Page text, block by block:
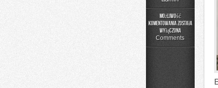
Możliwość
komentowania
Składniki
lupą
została
wyłączona
Comments